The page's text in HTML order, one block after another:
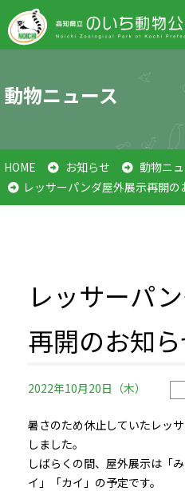
動物ニュース
HOME お知らせ
動物ニ
レッサーパンダ屋外展示再開の
レッサーパ
再開のお知
2022年10月20日（木）
暑さのため休止していたレッ
しました。
しばらくの間、屋外展示は「
イ」「カイ」の予定です。